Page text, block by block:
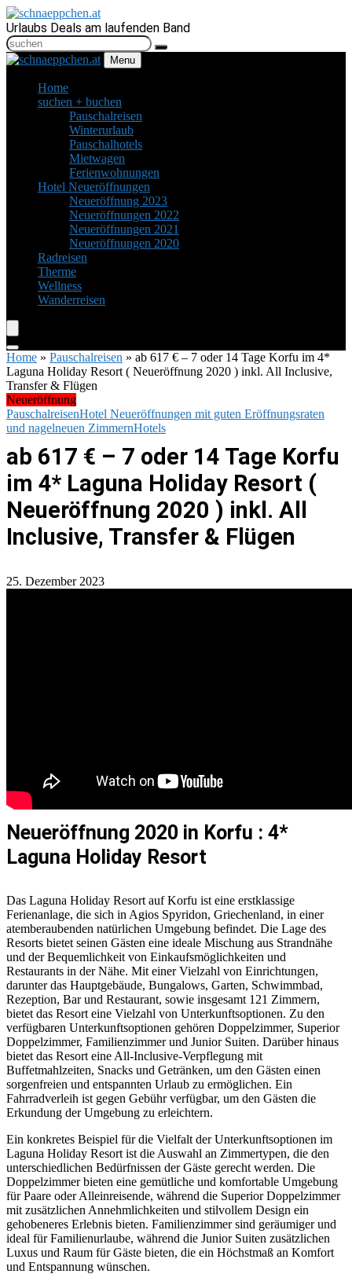
Urlaubs Deals am laufenden Band
Menu
Home
suchen + buchen
Pauschalreisen
Winterurlaub
Pauschalhotels
Mietwagen
Ferienwohnungen
Hotel Neueröffnungen
Neueröffnung 2023
Neueröffnungen 2022
Neueröffnungen 2021
Neueröffnungen 2020
Radreisen
Therme
Wellness
Wanderreisen
Home » Pauschalreisen » ab 617 € – 7 oder 14 Tage Korfu im 4*
Laguna Holiday Resort ( Neueröffnung 2020 ) inkl. All Inclusive,
Transfer & Flügen
Neueröffnung
PauschalreisenHotel Neueröffnungen mit guten Eröffnungsraten
und nagelneuen ZimmernHotels
ab 617 € – 7 oder 14 Tage Korfu
im 4* Laguna Holiday Resort (
Neueröffnung 2020 ) inkl. All
Inclusive, Transfer & Flügen
25. Dezember 2023
Neueröffnung 2020 in Korfu : 4*
Laguna Holiday Resort
Das Laguna Holiday Resort auf Korfu ist eine erstklassige
Ferienanlage, die sich in Agios Spyridon, Griechenland, in einer
atemberaubenden natürlichen Umgebung befindet. Die Lage des
Resorts bietet seinen Gästen eine ideale Mischung aus Strandnähe
und der Bequemlichkeit von Einkaufsmöglichkeiten und
Restaurants in der Nähe. Mit einer Vielzahl von Einrichtungen,
darunter das Hauptgebäude, Bungalows, Garten, Schwimmbad,
Rezeption, Bar und Restaurant, sowie insgesamt 121 Zimmern,
bietet das Resort eine Vielzahl von Unterkunftsoptionen. Zu den
verfügbaren Unterkunftsoptionen gehören Doppelzimmer, Superior
Doppelzimmer, Familienzimmer und Junior Suiten. Darüber hinaus
bietet das Resort eine All-Inclusive-Verpflegung mit
Buffetmahlzeiten, Snacks und Getränken, um den Gästen einen
sorgenfreien und entspannten Urlaub zu ermöglichen. Ein
Fahrradverleih ist gegen Gebühr verfügbar, um den Gästen die
Erkundung der Umgebung zu erleichtern.
Ein konkretes Beispiel für die Vielfalt der Unterkunftsoptionen im
Laguna Holiday Resort ist die Auswahl an Zimmertypen, die den
unterschiedlichen Bedürfnissen der Gäste gerecht werden. Die
Doppelzimmer bieten eine gemütliche und komfortable Umgebung
für Paare oder Alleinreisende, während die Superior Doppelzimmer
mit zusätzlichen Annehmlichkeiten und stilvollem Design ein
gehobeneres Erlebnis bieten. Familienzimmer sind geräumiger und
ideal für Familienurlaube, während die Junior Suiten zusätzlichen
Luxus und Raum für Gäste bieten, die ein Höchstmaß an Komfort
und Entspannung wünschen.